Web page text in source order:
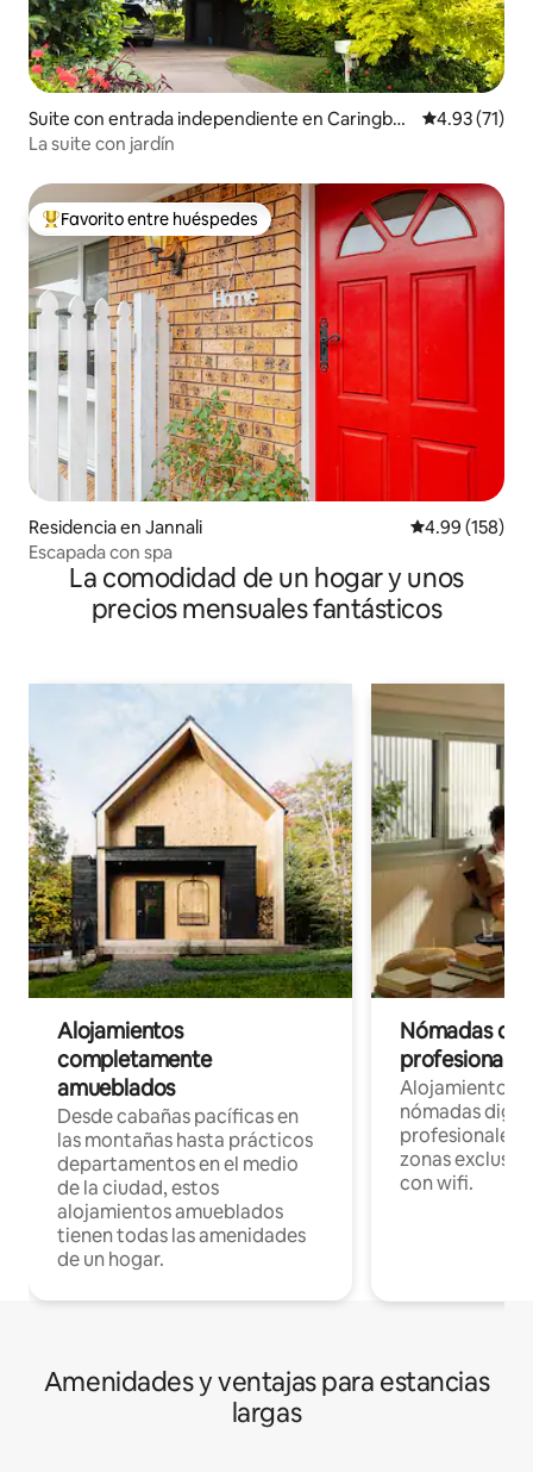
Suite con entrada independiente en Caringbah
South
Calificación
4.93 (71)
La suite con jardín
De los mejores en Favorito entre huéspedes
Favorito entre huéspedes
Residencia en Jannali Calificación
4.99 (158)
Escapada con spa
La comodidad de un hogar y unos
precios mensuales fantásticos
Alojamientos
completamente
amueblados
Desde cabañas pacíficas en
las montañas hasta prácticos
departamentos en el medio
de la ciudad, estos
alojamientos amueblados
tienen todas las amenidades
de un hogar.
Nómadas
Alojamientos
nómadas
profesionales
zonas
con wifi.
Amenidades y ventajas para estancias
largas